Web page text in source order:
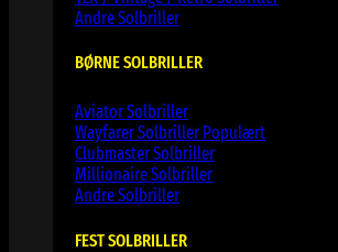
Andre Solbriller
BØRNE SOLBRILLER
Aviator Solbriller
Wayfarer Solbriller
Clubmaster Solbriller
Millionaire Solbriller
Andre Solbriller
FEST SOLBRILLER